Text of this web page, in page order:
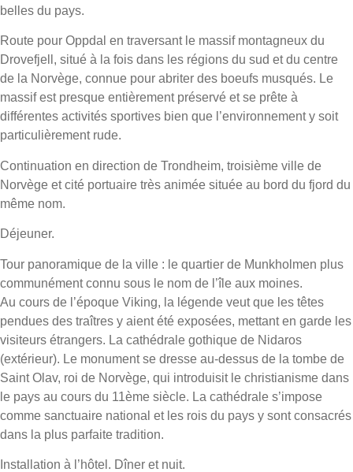
belles du pays.
Route pour Oppdal en traversant le massif montagneux du
Drovefjell, situé à la fois dans les régions du sud et du centre
de la Norvège, connue pour abriter des boeufs musqués. Le
massif est presque entièrement préservé et se prête à
différentes activités sportives bien que l’environnement y soit
particulièrement rude.
Continuation en direction de Trondheim, troisième ville de
Norvège et cité portuaire très animée située au bord du fjord du
même nom.
Déjeuner.
Tour panoramique de la ville : le quartier de Munkholmen plus
communément connu sous le nom de l’île aux moines.
Au cours de l’époque Viking, la légende veut que les têtes
pendues des traîtres y aient été exposées, mettant en garde les
visiteurs étrangers. La cathédrale gothique de Nidaros
(extérieur). Le monument se dresse au-dessus de la tombe de
Saint Olav, roi de Norvège, qui introduisit le christianisme dans
le pays au cours du 11ème siècle. La cathédrale s’impose
comme sanctuaire national et les rois du pays y sont consacrés
dans la plus parfaite tradition.
Installation à l’hôtel. Dîner et nuit.